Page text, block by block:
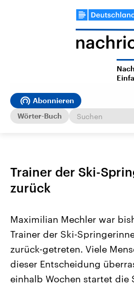
Abonnieren
Wörter-Buch
Trainer der Ski-
zurück
Maximilian Mechler war
Trainer der Ski-
zurück-getreten. Viele
dieser Entscheidung
einhalb Wochen startet die